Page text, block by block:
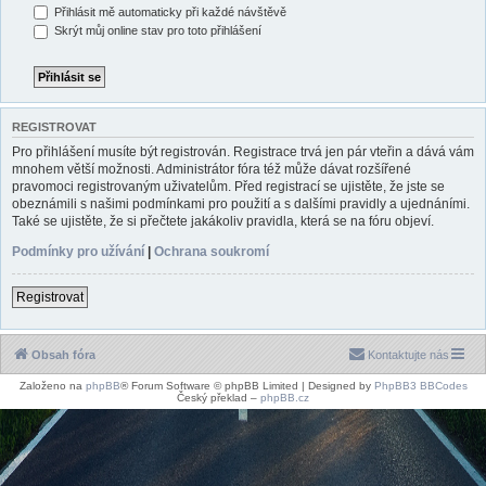
Přihlásit mě automaticky při každé návštěvě
Skrýt můj online stav pro toto přihlášení
REGISTROVAT
Pro přihlášení musíte být registrován. Registrace trvá jen pár vteřin a dává vám
mnohem větší možnosti. Administrátor fóra též může dávat rozšířené
pravomoci registrovaným uživatelům. Před registrací se ujistěte, že jste se
obeznámili s našimi podmínkami pro použití a s dalšími pravidly a ujednáními.
Také se ujistěte, že si přečtete jakákoliv pravidla, která se na fóru objeví.
Podmínky pro užívání
Ochrana soukromí
Registrovat
Obsah fóra Kontaktujte nás
Založeno na phpBB® Forum Software © phpBB Limited | Designed by PhpBB3 BBCodes
Český překlad – phpBB.cz